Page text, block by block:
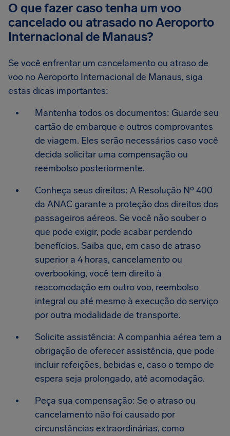
O que fazer caso tenha um voo
cancelado ou atrasado no Aeroporto
Internacional de Manaus?
Se você enfrentar um cancelamento ou atraso de
voo no Aeroporto Internacional de Manaus, siga
estas dicas importantes:
Mantenha todos os documentos: Guarde seu
cartão de embarque e outros comprovantes
de viagem. Eles serão necessários caso você
decida solicitar uma compensação ou
reembolso posteriormente.
Conheça seus direitos: A Resolução Nº 400
da ANAC garante a proteção dos direitos dos
passageiros aéreos. Se você não souber o
que pode exigir, pode acabar perdendo
benefícios. Saiba que, em caso de atraso
superior a 4 horas, cancelamento ou
overbooking, você tem direito à
reacomodação em outro voo, reembolso
integral ou até mesmo à execução do serviço
por outra modalidade de transporte.
Solicite assistência: A companhia aérea tem a
obrigação de oferecer assistência, que pode
incluir refeições, bebidas e, caso o tempo de
espera seja prolongado, até acomodação.
Peça sua compensação: Se o atraso ou
cancelamento não foi causado por
circunstâncias extraordinárias, como